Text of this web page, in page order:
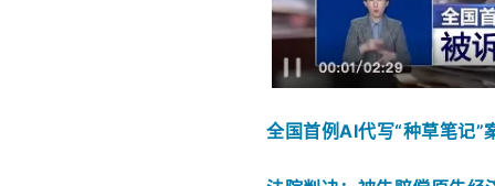
全国首例AI代写“种草笔记”